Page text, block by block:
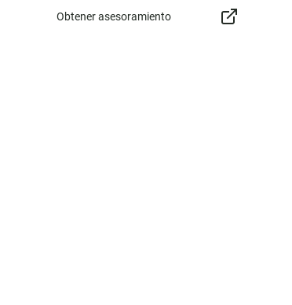
Obtener asesoramiento